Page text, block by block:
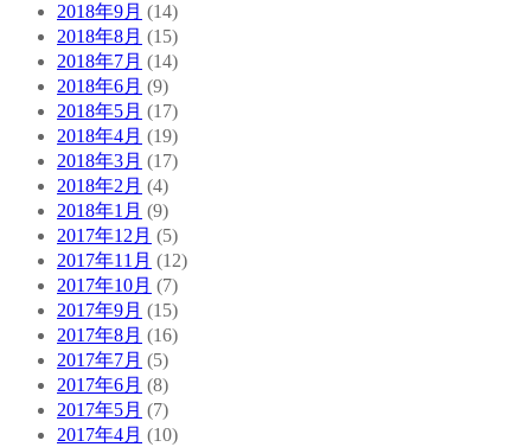
2018年9月 (14)
2018年8月 (15)
2018年7月 (14)
2018年6月 (9)
2018年5月 (17)
2018年4月 (19)
2018年3月 (17)
2018年2月 (4)
2018年1月 (9)
2017年12月 (5)
2017年11月 (12)
2017年10月 (7)
2017年9月 (15)
2017年8月 (16)
2017年7月 (5)
2017年6月 (8)
2017年5月 (7)
2017年4月 (10)